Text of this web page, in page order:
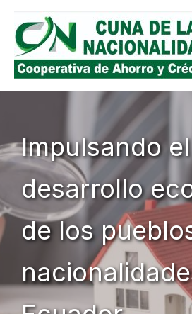
content
Impulsando el
desarrollo
de los